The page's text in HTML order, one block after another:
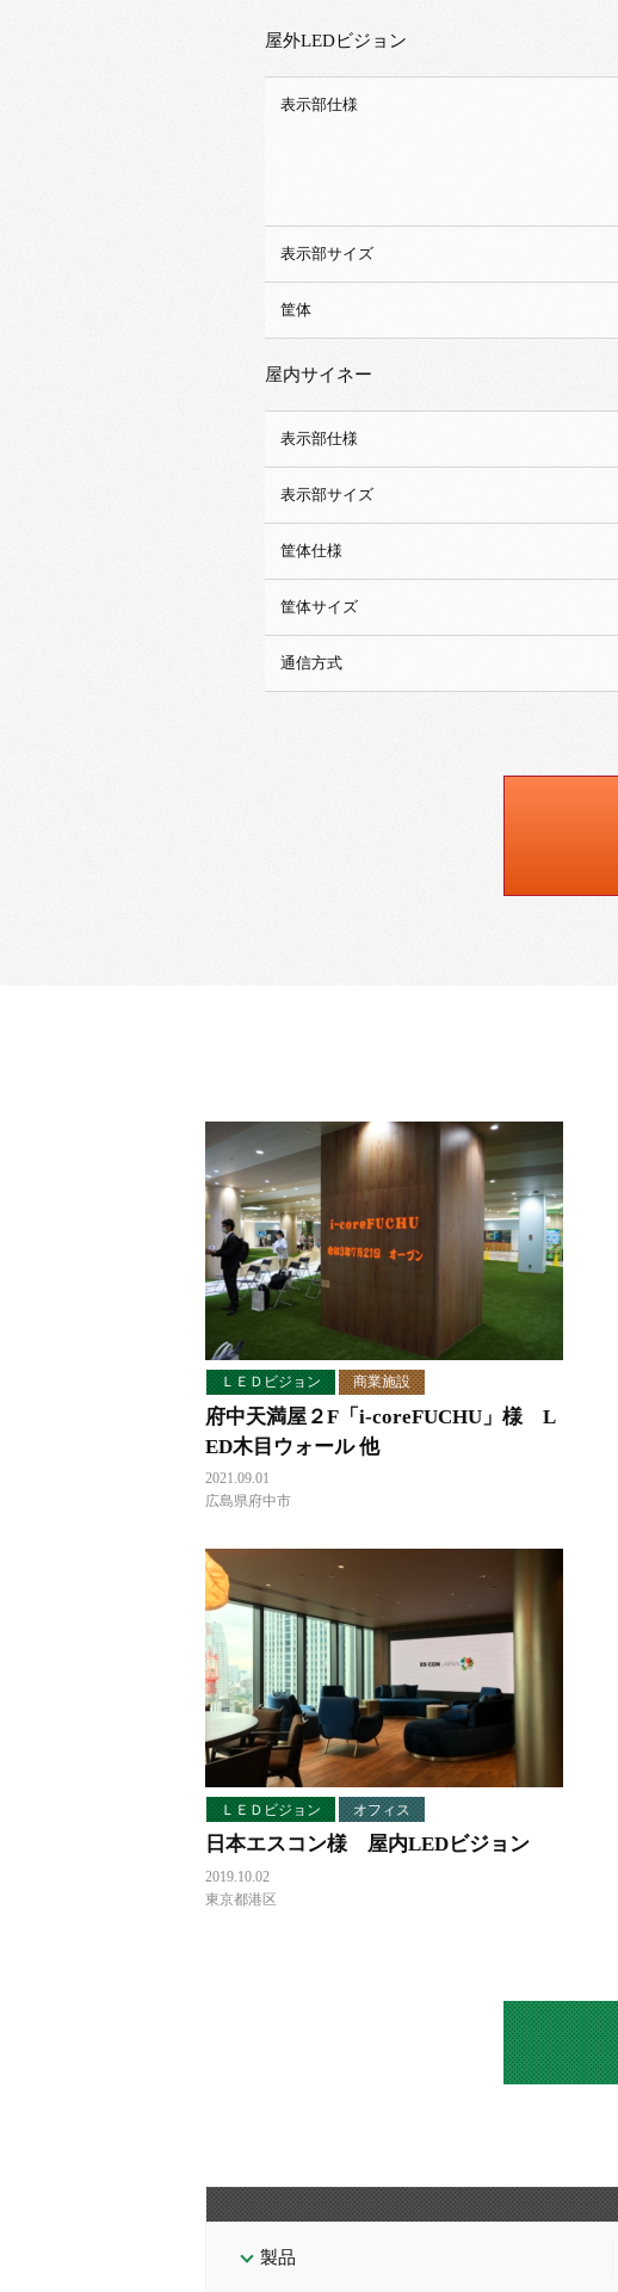
屋外LEDビジョン
表示部仕様
表示部サイズ
筐体
屋内サイネー
表示部仕様
表示部サイズ
筐体仕様
筐体サイズ
通信方式
ＬＥＤビジョン 商業施設
府中天満屋２F「i-coreFUCHU」様 L
ED木目ウォール 他
2021.09.01
広島県府中市
ＬＥＤビジョン オフィス
日本エスコン様 屋内LEDビジョン
2019.10.02
東京都港区
製品